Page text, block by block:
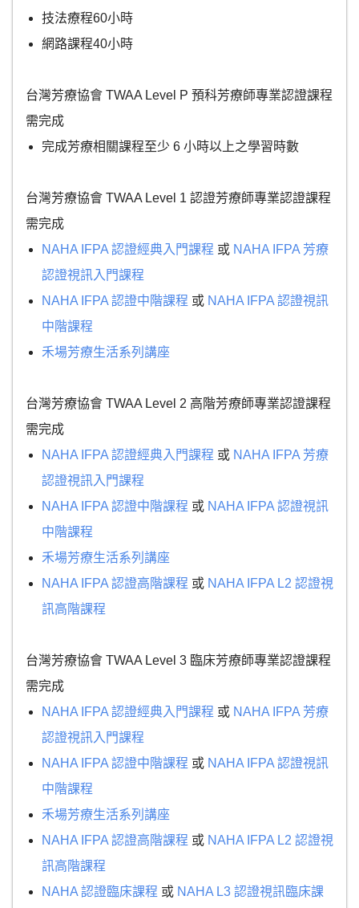
技法療程60小時
網路課程40小時
台灣芳療協會 TWAA Level P 預科芳療師專業認證課程
需完成
完成芳療相關課程至少 6 小時以上之學習時數
台灣芳療協會 TWAA Level 1 認證芳療師專業認證課程
需完成
NAHA IFPA 認證經典入門課程 或 NAHA IFPA 芳療
認證視訊入門課程
NAHA IFPA 認證中階課程 或 NAHA IFPA 認證視訊
中階課程
禾場芳療生活系列講座
台灣芳療協會 TWAA Level 2 高階芳療師專業認證課程
需完成
NAHA IFPA 認證經典入門課程 或 NAHA IFPA 芳療
認證視訊入門課程
NAHA IFPA 認證中階課程 或 NAHA IFPA 認證視訊
中階課程
禾場芳療生活系列講座
NAHA IFPA 認證高階課程 或 NAHA IFPA L2 認證視
訊高階課程
台灣芳療協會 TWAA Level 3 臨床芳療師專業認證課程
需完成
NAHA IFPA 認證經典入門課程 或 NAHA IFPA 芳療
認證視訊入門課程
NAHA IFPA 認證中階課程 或 NAHA IFPA 認證視訊
中階課程
禾場芳療生活系列講座
NAHA IFPA 認證高階課程 或 NAHA IFPA L2 認證視
訊高階課程
NAHA 認證臨床課程 或 NAHA L3 認證視訊臨床課